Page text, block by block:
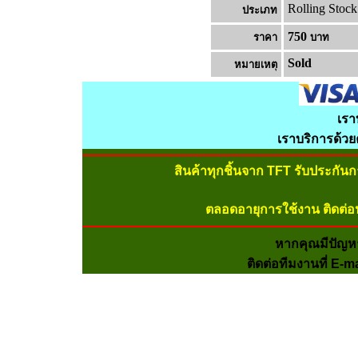
ประเภท Rolling Stock
ราคา 750 บาท
หมายเหต Sold
เร
เราบริการด้ว
สินค้าทุกชิ้นจาก TFT รับประกัน
ตลอดอายุการใช้งาน ติดต่
หากคุณมีปัญห
ติดต่อทีมงานที่ E-